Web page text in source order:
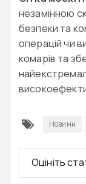
незамінною
безпеки та
операцій чи
комарів та
Новини
Оцініть